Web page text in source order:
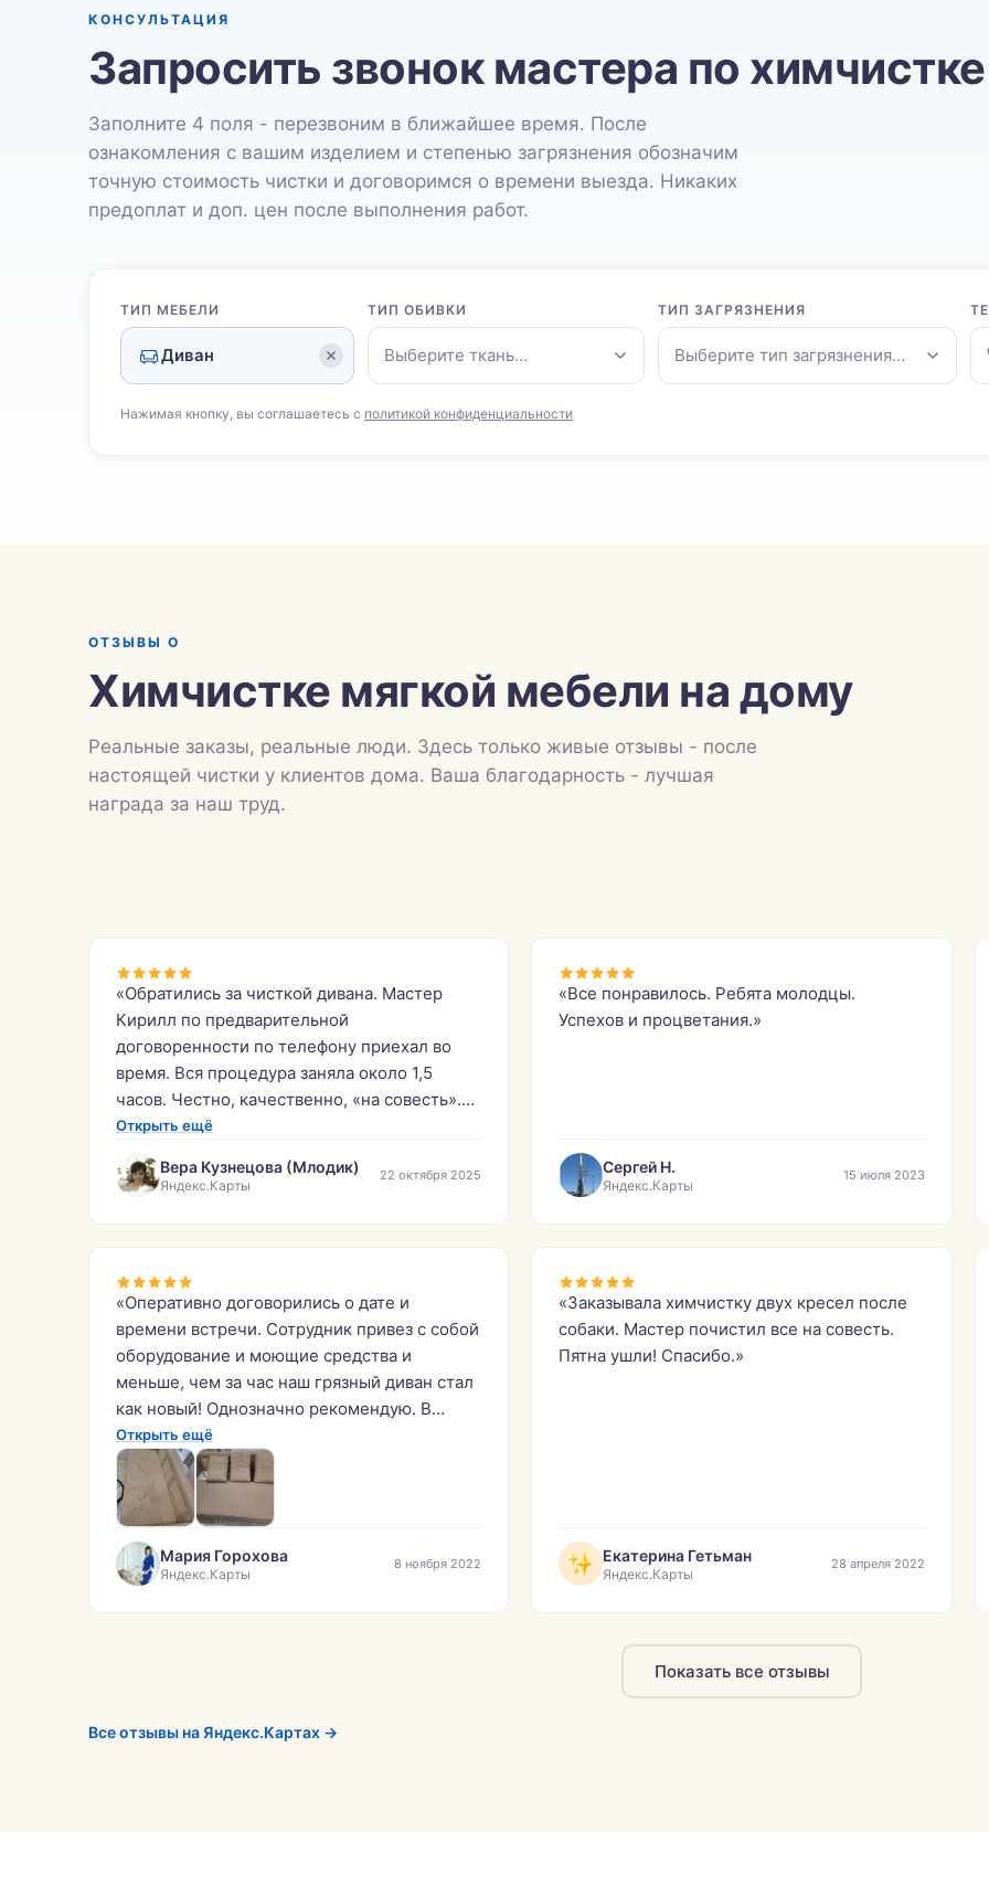
КОНСУЛЬТАЦИЯ
Запросить звонок мастера по химчистке
Заполните 4 поля - перезвоним в ближайшее время. После
ознакомления с вашим изделием и степенью загрязнения обозначим
точную стоимость чистки и договоримся о времени выезда. Никаких
предоплат и доп. цен после выполнения работ.
ТИП МЕБЕЛИ
Диван
ТИП ОБИВКИ
Выберите ткань…
ТИП ЗАГРЯЗНЕНИЯ
Выберите тип загрязнения…
Нажимая кнопку, вы соглашаетесь с политикой конфиденциальности
ОТЗЫВЫ О
Химчистке мягкой мебели на дому
Реальные заказы, реальные люди. Здесь только живые отзывы - после
настоящей чистки у клиентов дома. Ваша благодарность - лучшая
награда за наш труд.
«Обратились за чисткой дивана. Мастер
Кирилл по предварительной
договоренности по телефону приехал во
время. Вся процедура заняла около 1,5
часов. Честно, качественно, «на совесть».
Спасибо.»
Открыть ещё
Вера Кузнецова (Млодик)
Яндекс.Карты
22 октября 2025
«Все понравилось. Ребята молодцы.
Успехов и процветания.»
Сергей Н.
Яндекс.Карты
15 июля 2023
«Оперативно договорились о дате и
времени встречи. Сотрудник привез с собой
оборудование и моющие средства и
меньше, чем за час наш грязный диван стал
как новый! Однозначно рекомендую. В
стоимость входил выезд в загородный дом
за пределы КАД. На фото наш диван «до» и
«после» химчистки, результат очевиден.»
Открыть ещё
Мария Горохова
Яндекс.Карты
8 ноября 2022
«Заказывала химчистку двух кресел после
собаки. Мастер почистил все на совесть.
Пятна ушли! Спасибо.»
Екатерина Гетьман
Яндекс.Карты
28 апреля 2022
Показать все отзывы
Все отзывы на Яндекс.Картах →